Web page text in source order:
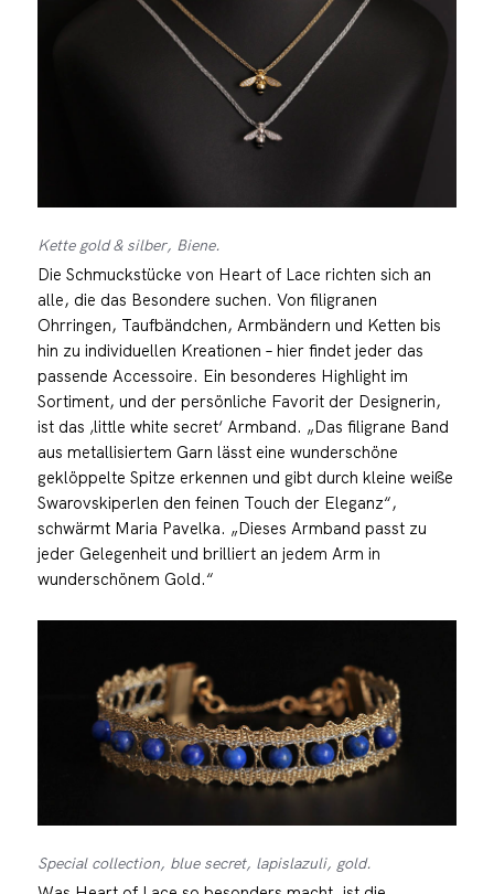
Kette gold & silber, Biene.
Die Schmuckstücke von Heart of Lace richten sich an
alle, die das Besondere suchen. Von filigranen
Ohrringen, Taufbändchen, Armbändern und Ketten bis
hin zu individuellen Kreationen – hier findet jeder das
passende Accessoire. Ein besonderes Highlight im
Sortiment, und der persönliche Favorit der Designerin,
ist das ‚little white secret‘ Armband. „Das filigrane Band
aus metallisiertem Garn lässt eine wunderschöne
geklöppelte Spitze erkennen und gibt durch kleine weiße
Swarovskiperlen den feinen Touch der Eleganz“,
schwärmt Maria Pavelka. „Dieses Armband passt zu
jeder Gelegenheit und brilliert an jedem Arm in
wunderschönem Gold.“
Special collection, blue secret, lapislazuli, gold.